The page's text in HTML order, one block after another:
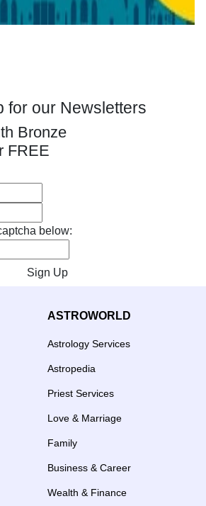
for our Newsletters
Bronze
FREE
below:
Sign Up
ASTROWORLD
Astrology Services
Astropedia
Priest Services
Love & Marriage
Family
Business & Career
Wealth & Finance